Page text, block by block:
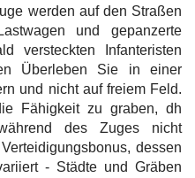
werden auf den Straßen
und gepanzerte
versteckten Infanteristen
Überleben Sie in einer
und nicht auf freiem Feld.
Fähigkeit zu graben, dh
des Zuges nicht
dessen
- Städte und Gräben